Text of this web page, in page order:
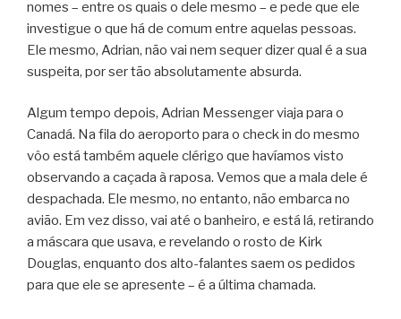
nomes – entre os quais o dele mesmo – e pede que ele
investigue o que há de comum entre aquelas pessoas.
Ele mesmo, Adrian, não vai nem sequer dizer qual é a sua
suspeita, por ser tão absolutamente absurda.
Algum tempo depois, Adrian Messenger viaja para o
Canadá. Na fila do aeroporto para o check in do mesmo
vôo está também aquele clérigo que havíamos visto
observando a caçada à raposa. Vemos que a mala dele é
despachada. Ele mesmo, no entanto, não embarca no
avião. Em vez disso, vai até o banheiro, e está lá, retirando
a máscara que usava, e revelando o rosto de Kirk
Douglas, enquanto dos alto-falantes saem os pedidos
para que ele se apresente – é a última chamada.